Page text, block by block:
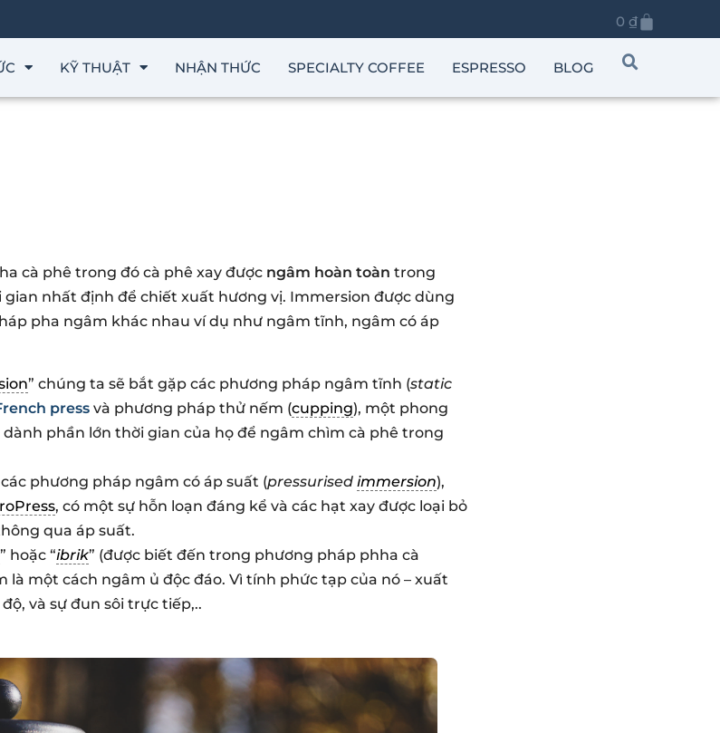
0 ₫
KỸ THUẬT NHẬN THỨC SPECIALTY COFFEE ESPRESSO BLOG
cà phê trong đó cà phê xay được ngâm hoàn toàn trong
nhất định để chiết xuất hương vị. Immersion được dùng
pha ngâm khác nhau ví dụ như ngâm tĩnh, ngâm có áp
” chúng ta sẽ bắt gặp các phương pháp ngâm tĩnh (static
press và phương pháp thử nếm (cupping), một phong
phần lớn thời gian của họ để ngâm chìm cà phê trong
phương pháp ngâm có áp suất (pressurised immersion),
, có một sự hỗn loạn đáng kể và các hạt xay được loại bỏ
qua áp suất.
” hoặc “ibrik” (được biết đến trong phương pháp phha cà
là một cách ngâm ủ độc đáo. Vì tính phức tạp của nó – xuất
và sự đun sôi trực tiếp,..